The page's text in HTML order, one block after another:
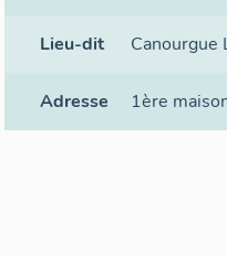
Lieu-dit Canourgue
Adresse 1ère